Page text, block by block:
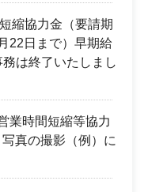
縮協力金（要請期
22日まで）早期給
は終了いたしまし
業時間短縮等協力
真の撮影（例）に